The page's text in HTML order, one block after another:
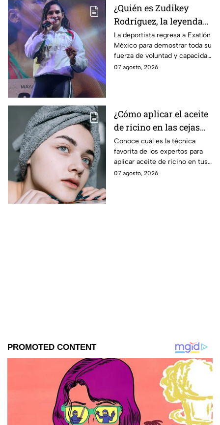
¿Quién es Zudikey
Rodríguez, la leyenda
Roja que regresa en la
décima temporada de
Exatlón México?
La deportista regresa a Exatlón
México para demostrar toda su
fuerza de voluntad y capacidad
física y mental.
07 agosto, 2026
¿Cómo aplicar el aceite
de ricino en las cejas
correctamente sin
obstruir los poros de la
piel?
Conoce cuál es la técnica
favorita de los expertos para
aplicar aceite de ricino en tus
cejas y hacerlas mpás tupidas
07 agosto, 2026